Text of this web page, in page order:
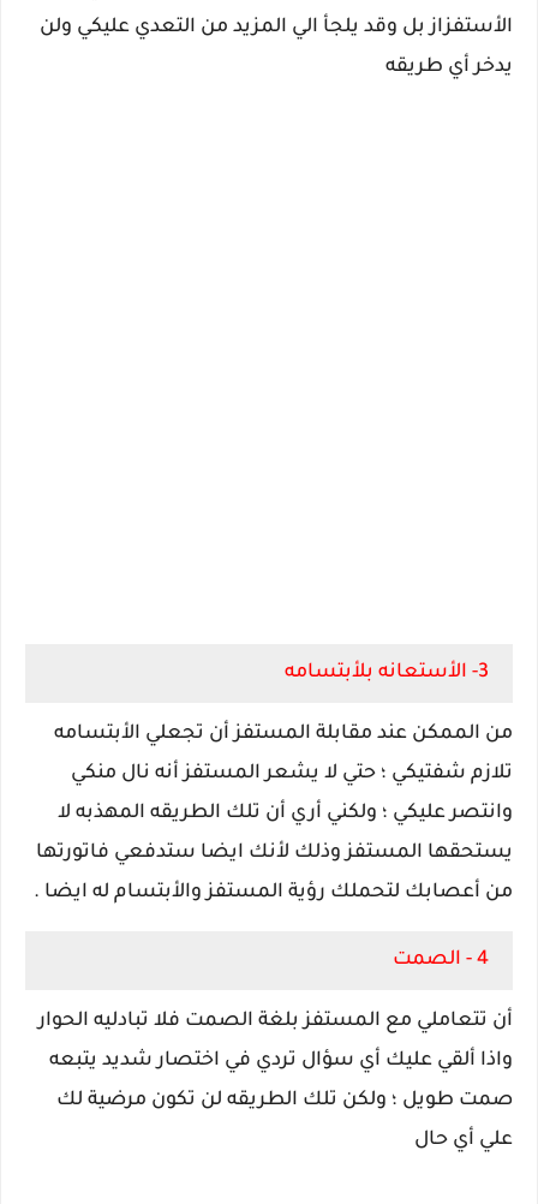
الأستفزاز بل وقد يلجأ الي المزيد من التعدي عليكي ولن
يدخر أي طريقه
3- الأستعانه بلأبتسامه
من الممكن عند مقابلة المستفز أن تجعلي الأبتسامه
تلازم شفتيكي ؛ حتي لا يشعر المستفز أنه نال منكي
وانتصر عليكي ؛ ولكني أري أن تلك الطريقه المهذبه لا
يستحقها المستفز وذلك لأنك ايضا ستدفعي فاتورتها
من أعصابك لتحملك رؤية المستفز والأبتسام له ايضا .
4 - الصمت
أن تتعاملي مع المستفز بلغة الصمت فلا تبادليه الحوار
واذا ألقي عليك أي سؤال تردي في اختصار شديد يتبعه
صمت طويل ؛ ولكن تلك الطريقه لن تكون مرضية لك
علي أي حال